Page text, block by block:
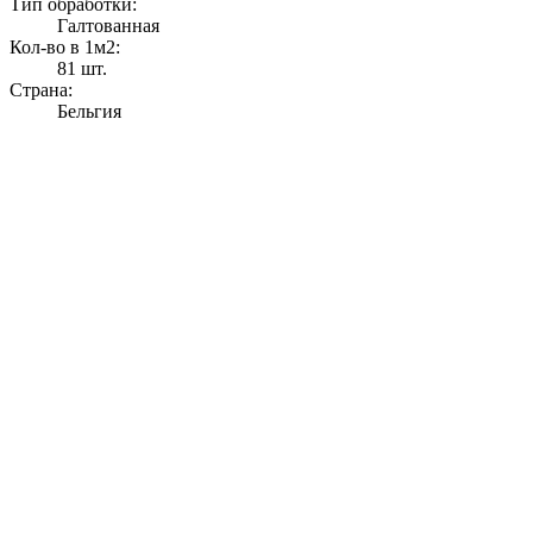
Галтованная
Кол-во в 1м2:
81 шт.
Страна:
Бельгия